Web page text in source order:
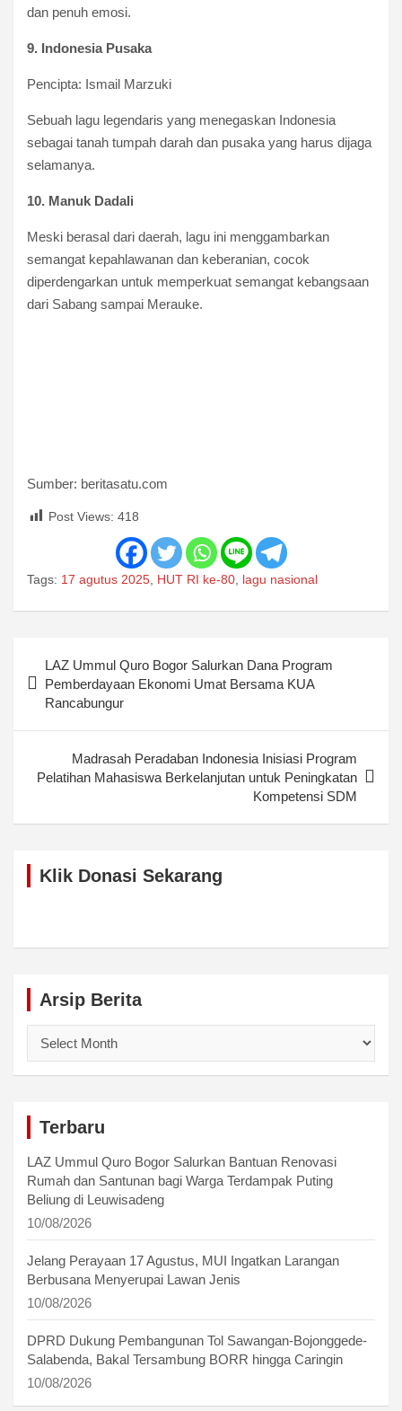
dan penuh emosi.
9. Indonesia Pusaka
Pencipta: Ismail Marzuki
Sebuah lagu legendaris yang menegaskan Indonesia
sebagai tanah tumpah darah dan pusaka yang harus dijaga
selamanya.
10. Manuk Dadali
Meski berasal dari daerah, lagu ini menggambarkan
semangat kepahlawanan dan keberanian, cocok
diperdengarkan untuk memperkuat semangat kebangsaan
dari Sabang sampai Merauke.
Sumber: beritasatu.com
Post Views: 418
Tags: 17 agutus 2025 HUT RI ke-80 lagu nasional
navigation
LAZ Ummul Quro Bogor Salurkan Dana Program
Pemberdayaan Ekonomi Umat Bersama KUA
Rancabungur
Madrasah Peradaban Indonesia Inisiasi Program
Pelatihan Mahasiswa Berkelanjutan untuk Peningkatan
Kompetensi SDM
Klik Donasi Sekarang
Arsip Berita
Berita
Terbaru
LAZ Ummul Quro Bogor Salurkan Bantuan Renovasi
Rumah dan Santunan bagi Warga Terdampak Puting
Beliung di Leuwisadeng
10/08/2026
Jelang Perayaan 17 Agustus, MUI Ingatkan Larangan
Berbusana Menyerupai Lawan Jenis
10/08/2026
DPRD Dukung Pembangunan Tol Sawangan-Bojonggede-
Salabenda, Bakal Tersambung BORR hingga Caringin
10/08/2026